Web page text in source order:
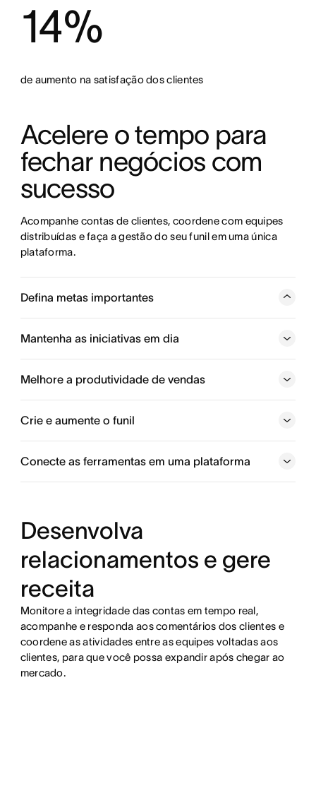
14%
de aumento na satisfação dos clientes
Acelere o tempo para
fechar negócios com
sucesso
Acompanhe contas de clientes, coordene com equipes
distribuídas e faça a gestão do seu funil em uma única
plataforma.
Defina metas importantes
Conecte metas de vendas individuais a objetivos de alto
nível, como geração total de funil, taxas de ganhos e
Mantenha as iniciativas em dia
Melhore a produtividade de vendas
Crie e aumente o funil
Monitore o progresso do processo
Conecte as ferramentas em uma plataforma
Conecte as suas ferramentas preferidas
Desenvolva
relacionamentos e gere
receita
Monitore a integridade das contas em tempo real,
acompanhe e responda aos comentários dos clientes e
coordene as atividades entre as equipes voltadas aos
clientes, para que você possa expandir após chegar ao
mercado.